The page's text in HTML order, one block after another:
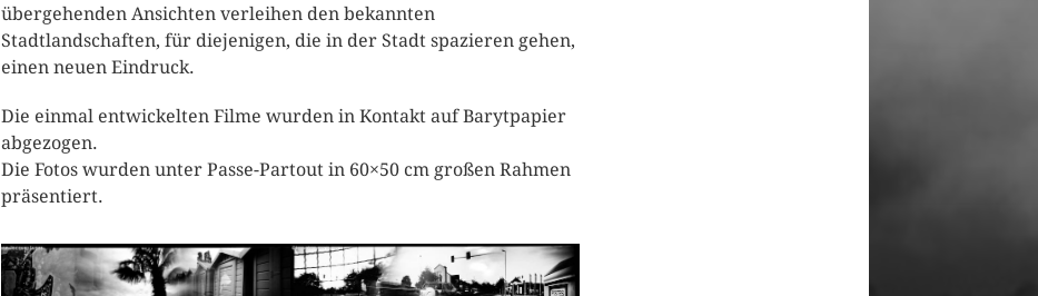
übergehenden Ansichten verleihen den bekannten
Stadtlandschaften, für diejenigen, die in der Stadt spazieren gehen,
einen neuen Eindruck.
Die einmal entwickelten Filme wurden in Kontakt auf Barytpapier
abgezogen.
Die Fotos wurden unter Passe-Partout in 60×50 cm großen Rahmen
präsentiert.